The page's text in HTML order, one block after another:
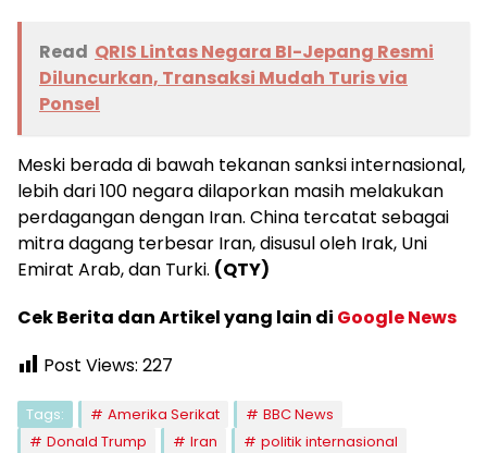
Read QRIS Lintas Negara BI-Jepang Resmi
Diluncurkan, Transaksi Mudah Turis via
Ponsel
Meski berada di bawah tekanan sanksi internasional,
lebih dari 100 negara dilaporkan masih melakukan
perdagangan dengan Iran. China tercatat sebagai
mitra dagang terbesar Iran, disusul oleh Irak, Uni
Emirat Arab, dan Turki. (QTY)
Cek Berita dan Artikel yang lain di Google News
Post Views: 227
Tags: Amerika Serikat
BBC News
Donald Trump
Iran
politik internasional